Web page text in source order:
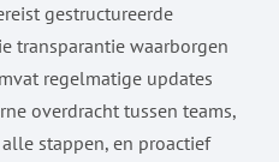
gestructureerde
transparantie waarborgen
regelmatige updates
overdracht tussen teams,
stappen, en proactief